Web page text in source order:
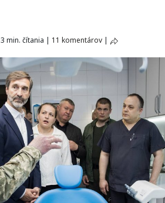
3 min. čítania | 11 komentárov |